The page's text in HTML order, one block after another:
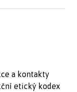
a kontakty
etický kodex